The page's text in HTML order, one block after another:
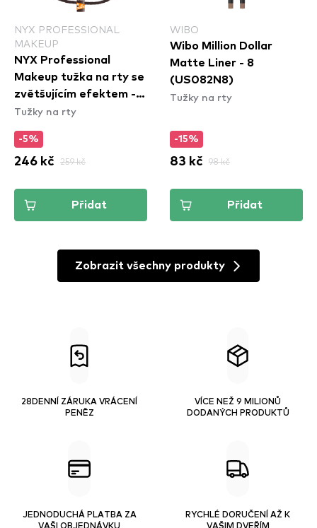
NYX PROFESSIONAL
MAKEUP
NYX Professional
Makeup tužka na rty se
zvětšujícím efektem -
Duck Plump Plumping
Dose
Tužky na rty
-5%
246 kč 259 kč
Přidat
WIBO
Wibo Million Dollar
Matte Liner - 8
(US082N8)
Tužky na rty
-15%
83 kč 98 kč
Přidat
Zobrazit všechny produkty
28DENNÍ ZÁRUKA VRÁCENÍ
PENĚZ
VÍCE NEŽ 9 MILIONŮ
DODANÝCH PRODUKTŮ
JEDNODUCHÁ PLATBA ZA
VAŠI OBJEDNÁVKU
RYCHLÉ DORUČENÍ AŽ K
VAŠIM DVEŘÍM